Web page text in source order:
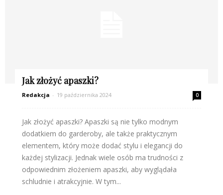
Jak złożyć apaszki?
Redakcja - 19 października 2024 0
Jak złożyć apaszki? Apaszki są nie tylko modnym
dodatkiem do garderoby, ale także praktycznym
elementem, który może dodać stylu i elegancji do
każdej stylizacji. Jednak wiele osób ma trudności z
odpowiednim złożeniem apaszki, aby wyglądała
schludnie i atrakcyjnie. W tym...